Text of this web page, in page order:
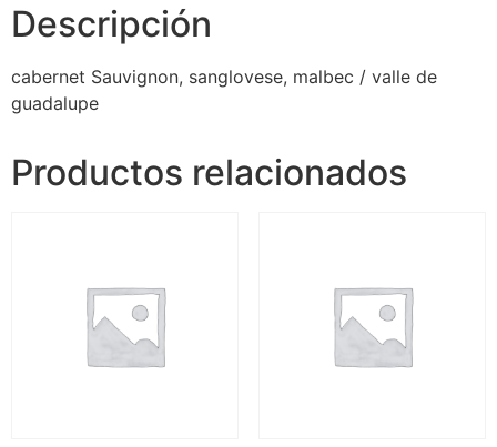
Descripción
cabernet Sauvignon, sanglovese, malbec / valle de
guadalupe
Productos relacionados